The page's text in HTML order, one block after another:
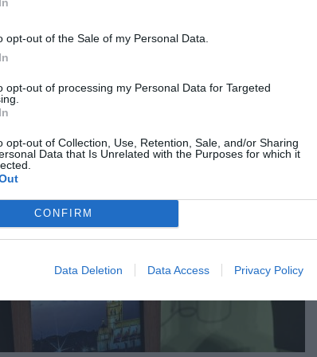
opt-out of the Sale of my Personal Data.
opt-out of processing my Personal Data for Targeted
opt-out of Collection, Use, Retention, Sale, and/or Sharing
Data that Is Unrelated with the Purposes for which it
CONFIRM
Data Deletion Data Access Privacy Policy
cercana, accesible y humanizada
2.0”.